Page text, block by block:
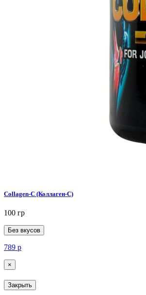
Collagen-C (Коллаген-C)
100 гр
Без вкусов
789 р
×
Закрыть